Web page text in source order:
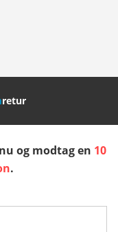
Italien (Deutsch)
Norge
retur
og modtag en 10
.